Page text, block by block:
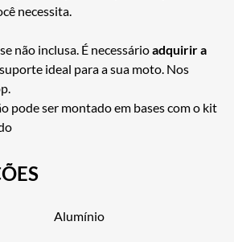
necessita.
não inclusa. É necessárioadquirir a
ideal para a sua moto. Nos
pode ser montado em bases com o kit
Alumínio